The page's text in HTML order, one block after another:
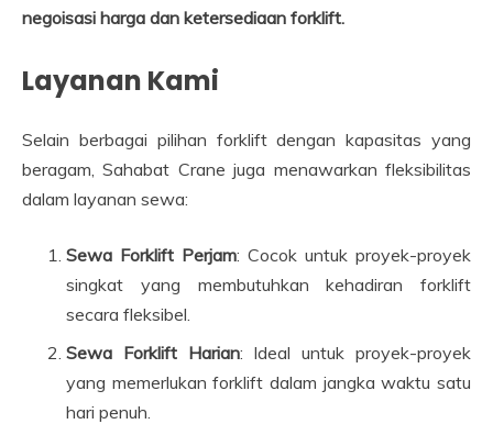
negoisasi harga dan ketersediaan forklift.
Layanan Kami
Selain berbagai pilihan forklift dengan kapasitas yang
beragam, Sahabat Crane juga menawarkan fleksibilitas
dalam layanan sewa:
Sewa Forklift Perjam: Cocok untuk proyek-proyek
singkat yang membutuhkan kehadiran forklift
secara fleksibel.
Sewa Forklift Harian: Ideal untuk proyek-proyek
yang memerlukan forklift dalam jangka waktu satu
hari penuh.